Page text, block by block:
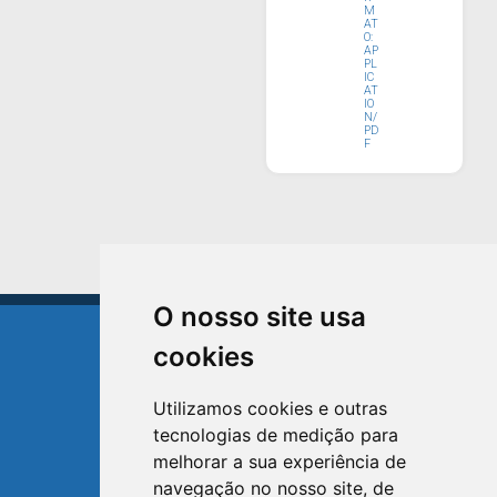
O nosso site usa
cookies
Utilizamos cookies e outras
tecnologias de medição para
melhorar a sua experiência de
navegação no nosso site, de
M
AT
O:
AP
PL
IC
AT
IO
N/
PD
F
TRIUNFO
RIO GRANDE DO SUL